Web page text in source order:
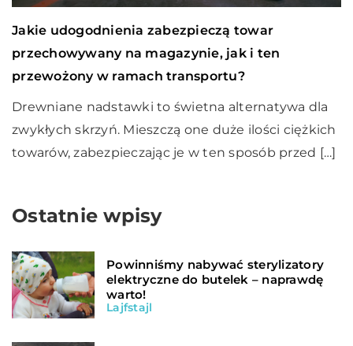
Jakie udogodnienia zabezpieczą towar
przechowywany na magazynie, jak i ten
przewożony w ramach transportu?
Drewniane nadstawki to świetna alternatywa dla
zwykłych skrzyń. Mieszczą one duże ilości ciężkich
towarów, zabezpieczając je w ten sposób przed […]
Ostatnie wpisy
Powinniśmy nabywać sterylizatory
elektryczne do butelek – naprawdę
warto!
Lajfstajl